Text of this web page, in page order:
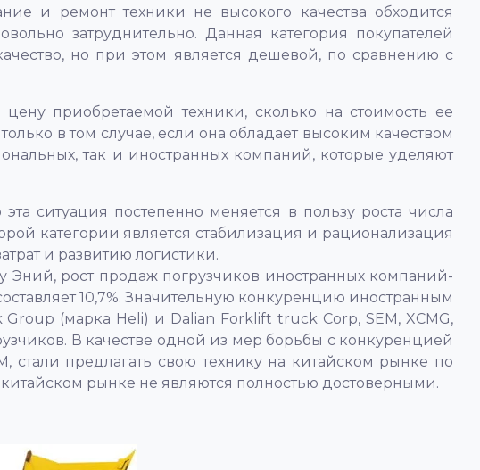
и ремонт техники не высокого качества обходится
затруднительно. Данная категория покупателей
но при этом является дешевой, по сравнению с
приобретаемой техники, сколько на стоимость ее
в том случае, если она обладает высоким качеством
так и иностранных компаний, которые уделяют
ситуация постепенно меняется в пользу роста числа
категории является стабилизация и рационализация
и развитию логистики.
Эний, рост продаж погрузчиков иностранных компаний-
10,7%. Значительную конкуренцию иностранным
(марка Heli) и Dalian Forklift truck Corp, SEM, XCMG,
В качестве одной из мер борьбы с конкуренцией
предлагать свою технику на китайском рынке по
рынке не являются полностью достоверными.